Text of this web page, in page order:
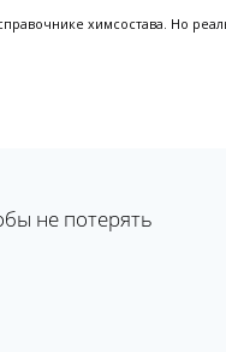
химсостава. Но
не потерять